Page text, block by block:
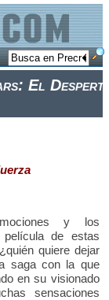
El
y los
de estas
quiere dejar
saga con la que
en su visionado
sensaciones